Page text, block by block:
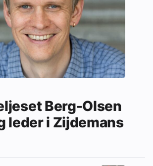
Berg-Olsen
leder i Zijdemans